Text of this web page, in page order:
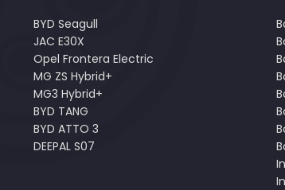
BYD Seagull
JAC E30X
Opel Frontera Electric
MG ZS Hybrid+
MG3 Hybrid+
BYD TANG
BYD ATTO 3
DEEPAL S07